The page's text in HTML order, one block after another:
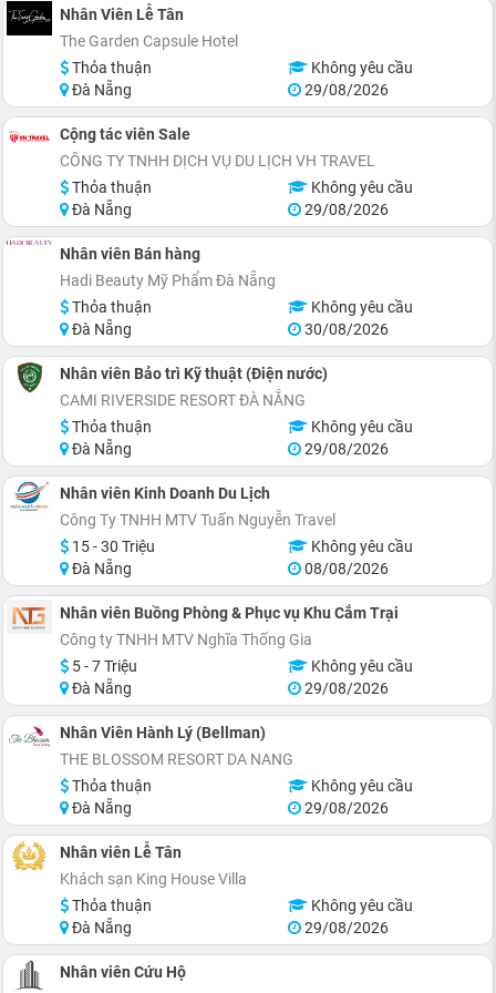
Nhân Viên Lễ Tân
The Garden Capsule Hotel
Thỏa thuận
Không yêu cầu
Đà Nẵng
29/08/2026
Cộng tác viên Sale
CÔNG TY TNHH DỊCH VỤ DU LỊCH VH TRAVEL
Thỏa thuận
Không yêu cầu
Đà Nẵng
29/08/2026
Nhân viên Bán hàng
Hadi Beauty Mỹ Phẩm Đà Nẵng
Thỏa thuận
Không yêu cầu
Đà Nẵng
30/08/2026
Nhân viên Bảo trì Kỹ thuật (Điện nước)
CAMI RIVERSIDE RESORT ĐÀ NẴNG
Thỏa thuận
Không yêu cầu
Đà Nẵng
29/08/2026
Nhân viên Kinh Doanh Du Lịch
Công Ty TNHH MTV Tuấn Nguyễn Travel
15 - 30 Triệu
Không yêu cầu
Đà Nẵng
08/08/2026
Nhân viên Buồng Phòng & Phục vụ Khu Cắm Trại
Công ty TNHH MTV Nghĩa Thống Gia
5 - 7 Triệu
Không yêu cầu
Đà Nẵng
29/08/2026
Nhân Viên Hành Lý (Bellman)
THE BLOSSOM RESORT DA NANG
Thỏa thuận
Không yêu cầu
Đà Nẵng
29/08/2026
Nhân viên Lễ Tân
Khách sạn King House Villa
Thỏa thuận
Không yêu cầu
Đà Nẵng
29/08/2026
Nhân viên Cứu Hộ